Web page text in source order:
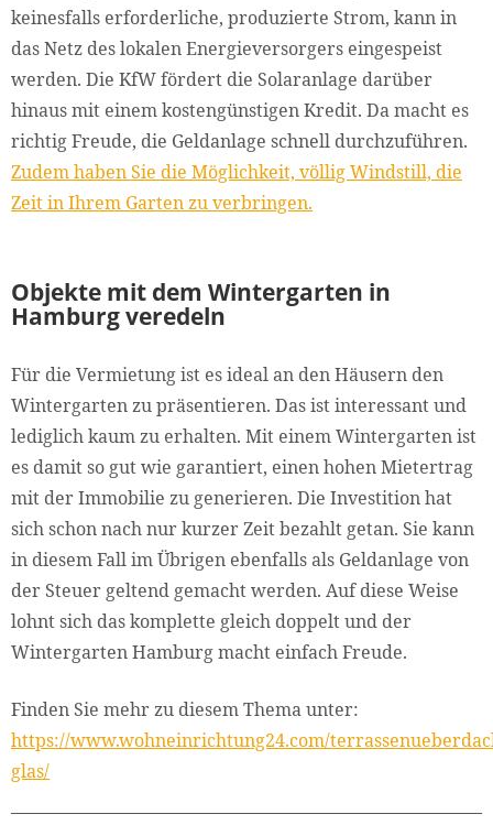
keinesfalls erforderliche, produzierte Strom, kann in
das Netz des lokalen Energieversorgers eingespeist
werden. Die KfW fördert die Solaranlage darüber
hinaus mit einem kostengünstigen Kredit. Da macht es
richtig Freude, die Geldanlage schnell durchzuführen.
Zudem haben Sie die Möglichkeit, völlig Windstill, die
Zeit in Ihrem Garten zu verbringen.
Objekte mit dem Wintergarten in
Hamburg veredeln
Für die Vermietung ist es ideal an den Häusern den
Wintergarten zu präsentieren. Das ist interessant und
lediglich kaum zu erhalten. Mit einem Wintergarten ist
es damit so gut wie garantiert, einen hohen Mietertrag
mit der Immobilie zu generieren. Die Investition hat
sich schon nach nur kurzer Zeit bezahlt getan. Sie kann
in diesem Fall im Übrigen ebenfalls als Geldanlage von
der Steuer geltend gemacht werden. Auf diese Weise
lohnt sich das komplette gleich doppelt und der
Wintergarten Hamburg macht einfach Freude.
Finden Sie mehr zu diesem Thema unter:
https://www.wohneinrichtung24.com/
glas/